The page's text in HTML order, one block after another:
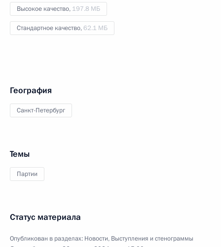
Высокое качество, 197.8 МБ
Стандартное качество,62.1 МБ
География
Санкт-Петербург
Темы
Партии
Статус материала
Опубликован в разделах: Новости, Выступления и стенограммы